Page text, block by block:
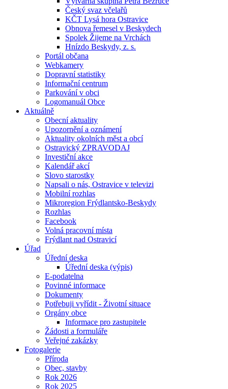
Český svaz včelařů
KČT Lysá hora Ostravice
Obnova řemesel v Beskydech
Spolek Žijeme na Vrchách
Hnízdo Beskydy, z. s.
Portál občana
Webkamery
Dopravní statistiky
Informační centrum
Parkování v obci
Logomanuál Obce
Aktuálně
Obecní aktuality
Upozornění a oznámení
Aktuality okolních měst a obcí
Ostravický ZPRAVODAJ
Investiční akce
Kalendář akcí
Slovo starostky
Napsali o nás, Ostravice v televizi
Mobilní rozhlas
Mikroregion Frýdlantsko-Beskydy
Rozhlas
Facebook
Volná pracovní místa
Frýdlant nad Ostravicí
Úřad
Úřední deska
Úřední deska (výpis)
E-podatelna
Povinné informace
Dokumenty
Potřebuji vyřídit - Životní situace
Orgány obce
Informace pro zastupitele
Žádosti a formuláře
Veřejné zakázky
Fotogalerie
Příroda
Obec, stavby
Rok 2026
Rok 2025